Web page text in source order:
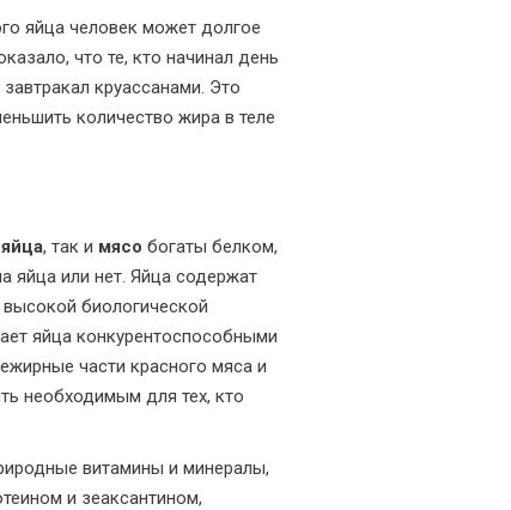
яйца человек может долгое
что те, кто начинал день
круассанами. Это
количество жира в теле
яйца, так и мясо богаты белком,
яйца или нет. Яйца содержат
биологической
яйца конкурентоспособными
части красного мяса и
необходимым для тех, кто
витамины и минералы,
и зеаксантином,